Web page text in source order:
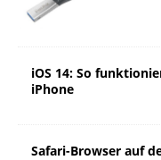
iOS 14: So
iPhone
Safari-Browser auf